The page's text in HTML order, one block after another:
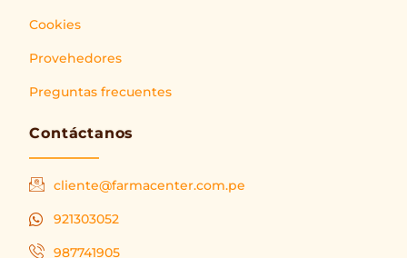
Cookies
Provehedores
Preguntas frecuentes
Contáctanos
cliente@farmacenter.com.pe
921303052
987741905